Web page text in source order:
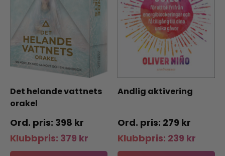
Det helande vattnets
orakel
398 kr
Klubbpris: 379 kr
Andlig aktivering
279 kr
Klubbpris: 239 kr